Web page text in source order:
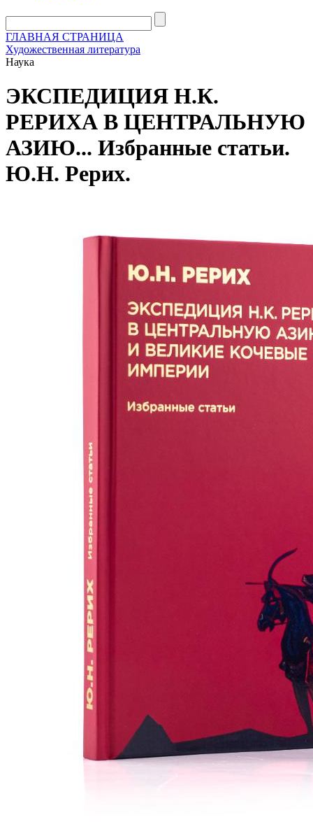
ГЛАВНАЯ СТРАНИЦА
Художественная литература
Наука
ЭКСПЕДИЦИЯ Н.К.
РЕРИХА В ЦЕНТРАЛЬНУЮ
АЗИЮ... Избранные статьи.
Ю.Н. Рерих.